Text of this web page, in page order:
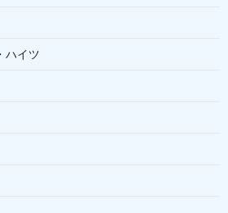
ハイツ